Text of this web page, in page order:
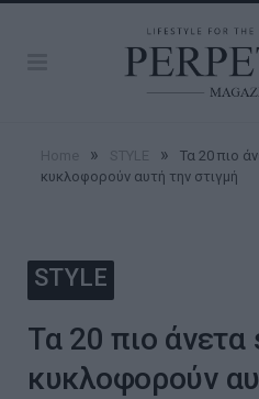
» »
Τα 20 πιο
κυκλοφορούν αυτή την στιγμή
STYLE
Τα 20 πιο
κυκλοφορούν